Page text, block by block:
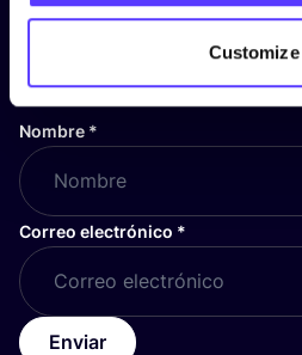
Customize
¡Suscríbete a
y mantente
Nombre *
Correo electrónico *
Enviar